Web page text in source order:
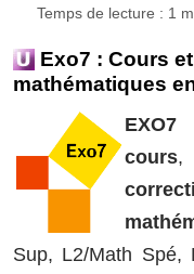
Temps de lecture : 1
Exo7 : Cours
mathématiques
EXO7
cours,
Sup, L2/Math Spé,